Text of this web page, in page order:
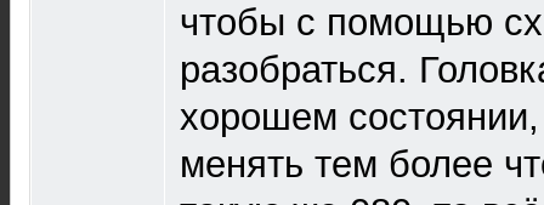
чтобы с помощью
разобраться.
хорошем
менять тем более